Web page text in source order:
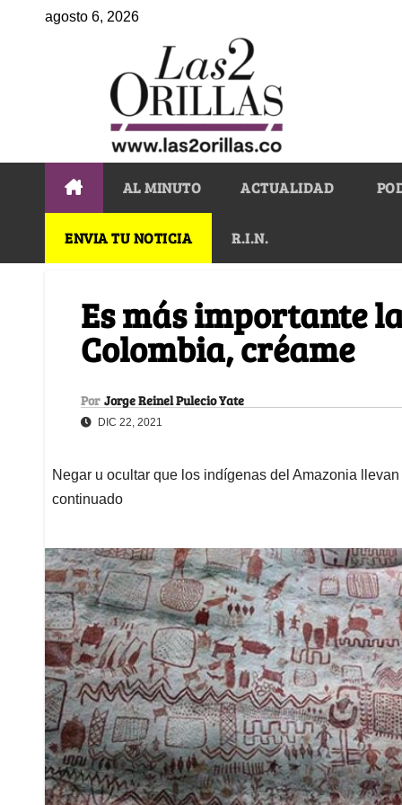
agosto 6, 2026
AL MINUTO ACTUALIDAD
ENVIA TU NOTICIA R.I.N.
Es más importante
Colombia, créame
Por Jorge Reinel Pulecio Yate
DIC 22, 2021
Negar u ocultar que los indígenas del Amazonia
continuado